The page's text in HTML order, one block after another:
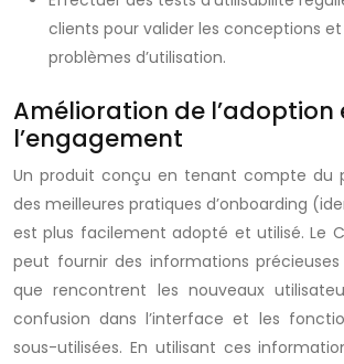
clients pour valider les conceptions
problèmes d’utilisation.
Amélioration de l’adoption
l’engagement
Un produit conçu en tenant compte du
des meilleures pratiques d’onboarding
est plus facilement adopté et utilisé. Le
peut fournir des informations
que rencontrent les nouveaux
confusion dans l’interface et les
sous-utilisées. En utilisant ces